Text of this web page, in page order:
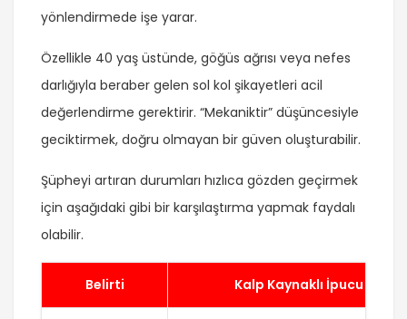
yönlendirmede işe yarar.
Özellikle 40 yaş üstünde, göğüs ağrısı veya nefes
darlığıyla beraber gelen sol kol şikayetleri acil
değerlendirme gerektirir. “Mekaniktir” düşüncesiyle
geciktirmek, doğru olmayan bir güven oluşturabilir.
Şüpheyi artıran durumları hızlıca gözden geçirmek
için aşağıdaki gibi bir karşılaştırma yapmak faydalı
olabilir.
Belirti Kalp Kaynaklı İpucu